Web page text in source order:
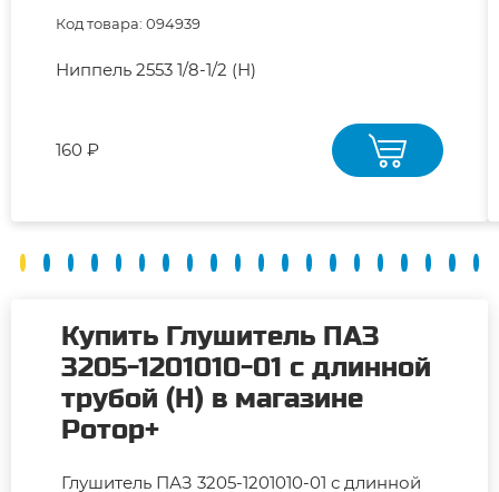
Код товара: 094939
Ниппель 2553 1/8-1/2 (Н)
160 ₽
Купить Глушитель ПАЗ
3205-1201010-01 с длинной
трубой (Н) в магазине
Ротор+
Глушитель ПАЗ 3205-1201010-01 с длинной